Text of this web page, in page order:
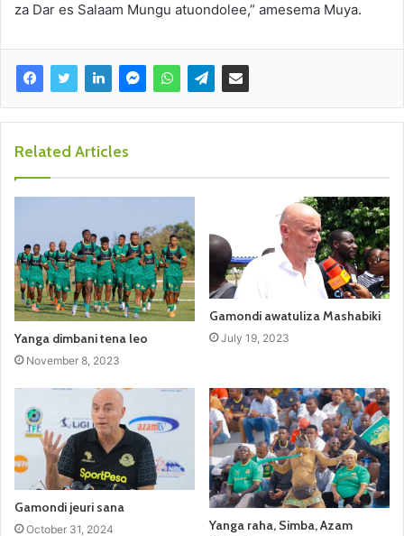
za Dar es Salaam Mungu atuondolee,” amesema Muya.
Related Articles
Yanga dimbani tena leo
November 8, 2023
Gamondi awatuliza Mashabiki
July 19, 2023
Gamondi jeuri sana
October 31, 2024
Yanga raha, Simba, Azam